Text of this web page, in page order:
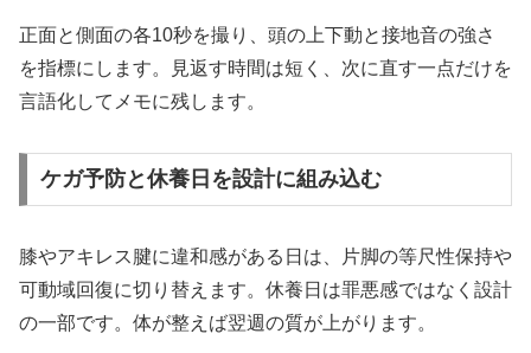
正面と側面の各10秒を撮り、頭の上下動と接地音の強さ
を指標にします。見返す時間は短く、次に直す一点だけを
言語化してメモに残します。
ケガ予防と休養日を設計に組み込む
膝やアキレス腱に違和感がある日は、片脚の等尺性保持や
可動域回復に切り替えます。休養日は罪悪感ではなく設計
の一部です。体が整えば翌週の質が上がります。